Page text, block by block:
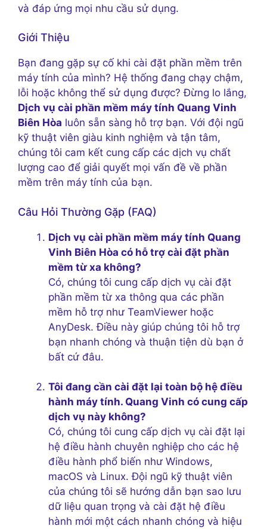
và đáp ứng mọi nhu cầu sử dụng.
Giới Thiệu
Bạn đang gặp sự cố khi cài đặt phần mềm trên
máy tính của mình? Hệ thống đang chạy chậm,
lỗi hoặc không thể sử dụng được? Đừng lo lắng,
Dịch vụ cài phần mềm máy tính Quang Vinh
Biên Hòa luôn sẵn sàng hỗ trợ bạn. Với đội ngũ
kỹ thuật viên giàu kinh nghiệm và tận tâm,
chúng tôi cam kết cung cấp các dịch vụ chất
lượng cao để giải quyết mọi vấn đề về phần
mềm trên máy tính của bạn.
Câu Hỏi Thường Gặp (FAQ)
Dịch vụ cài phần mềm máy tính Quang
Vinh Biên Hòa có hỗ trợ cài đặt phần
mềm từ xa không?
Có, chúng tôi cung cấp dịch vụ cài đặt
phần mềm từ xa thông qua các phần
mềm hỗ trợ như TeamViewer hoặc
AnyDesk. Điều này giúp chúng tôi hỗ trợ
bạn nhanh chóng và thuận tiện dù bạn ở
bất cứ đâu.
Tôi đang cần cài đặt lại toàn bộ hệ điều
hành máy tính. Quang Vinh có cung cấp
dịch vụ này không?
Có, chúng tôi cung cấp dịch vụ cài đặt lại
hệ điều hành chuyên nghiệp cho các hệ
điều hành phổ biến như Windows,
macOS và Linux. Đội ngũ kỹ thuật viên
của chúng tôi sẽ hướng dẫn bạn sao lưu
dữ liệu quan trọng và cài đặt hệ điều
hành mới một cách nhanh chóng và hiệu